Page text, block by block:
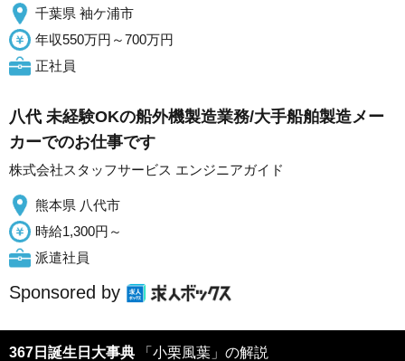
千葉県 袖ケ浦市
年収550万円～700万円
正社員
八代 未経験OKの船外機製造業務/大手船舶製造メー
カーでのお仕事です
株式会社スタッフサービス エンジニアガイド
熊本県 八代市
時給1,300円～
派遣社員
Sponsored by
367日誕生日大事典 「小栗風葉」の解説